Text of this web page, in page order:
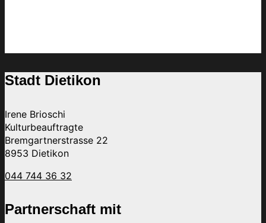
Stadt Dietikon
Irene Brioschi
Kulturbeauftragte
Bremgartnerstrasse 22
8953 Dietikon
044 744 36 32
Partnerschaft mit